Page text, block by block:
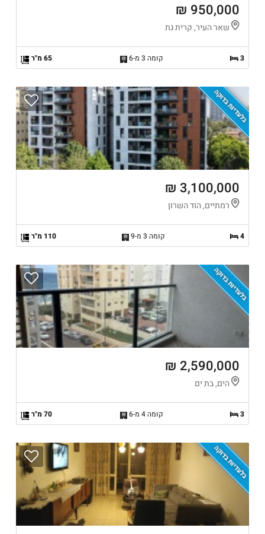
950,000 ₪
שאר העיר, קרית גת
3 קומה 3 מ-6 65 מ"ר
בלעדיות בדוקה
3,100,000 ₪
רמתיים, הוד השרון
4 קומה 3 מ-9 110 מ"ר
בלעדיות בדוקה
2,590,000 ₪
הים, בת ים
3 קומה 4 מ-6 70 מ"ר
בלעדיות בדוקה